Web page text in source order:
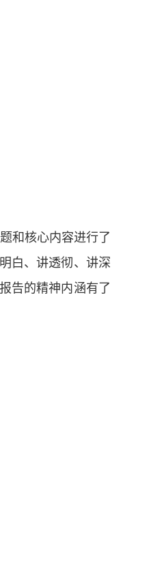
和核心内容进行了
白、讲透彻、讲深
告的精神内涵有了